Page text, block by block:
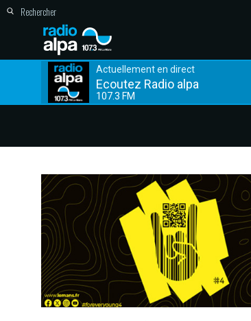
Actuellement en direct
Ecoutez Radio alpa
107.3 FM